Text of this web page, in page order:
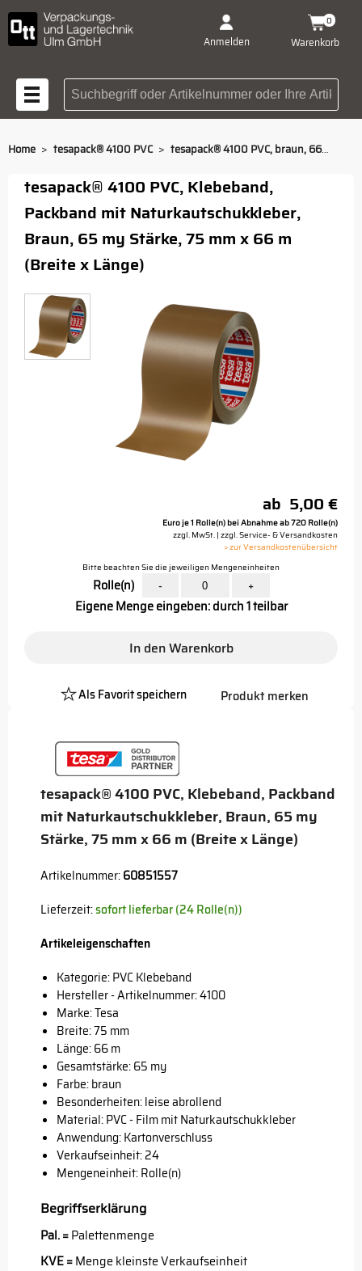
Anmelden Warenkorb
0
Suchbegriff oder
Home > tesapack® 4100 PVC > tesapack® 4100 PVC, braun, 66m/75mm
tesapack® 4100 PVC, Klebeband, Packband
mit Naturkautschukkleber, Braun, 65 my
Stärke, 75 mm x 66 m (Breite x Länge)
Artikelnummer:60851557
Lieferzeit:sofort lieferbar (24 Rolle(n))
Artikeleigenschaften
Kategorie: PVC Klebeband
Hersteller - Artikelnummer: 4100
Marke:Tesa
Breite: 75 mm
Länge: 66 m
Gesamtstärke: 65 my
Farbe: braun
Besonderheiten: leise abrollend
Material: PVC - Film mit Naturkautschukkleber
Anwendung: Kartonverschluss
Verkaufseinheit: 24
Mengeneinheit: Rolle(n)
Begriffserklärung
Pal. =Palettenmenge
KVE =Menge kleinste Verkaufseinheit
tesapack® 4100 PVC, Klebeband,
Packband mit Naturkautschukkleber,
Braun, 65 my Stärke, 75 mm x 66 m
(Breite x Länge)
ab 5,00 €
Euro je 1 Rolle(n) bei Abnahme ab 720 Rolle(n)
zzgl. MwSt. | zzgl. Service- & Versandkosten
> zur Versandkostenübersicht
Bitte beachten Sie die jeweiligen Mengeneinheiten
Rolle(n) - +
Eigene Menge eingeben: durch 1 teilbar
In den Warenkorb
Als Favorit speichern
Platzhalter
Produkt merken